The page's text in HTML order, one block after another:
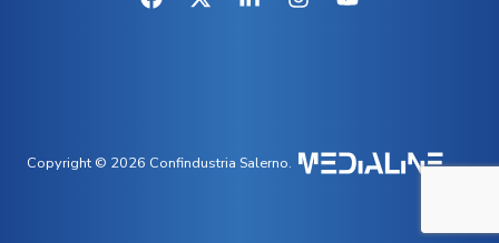
Copyright © 2026 Confindustria Salerno.